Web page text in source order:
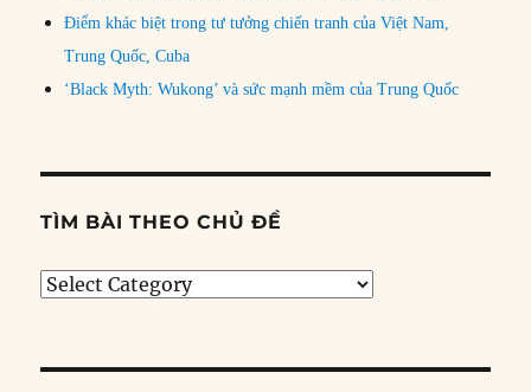
Điểm khác biệt trong tư tưởng chiến tranh của Việt Nam,
Trung Quốc, Cuba
‘Black Myth: Wukong’ và sức mạnh mềm của Trung Quốc
TÌM BÀI THEO CHỦ ĐỀ
Tìm